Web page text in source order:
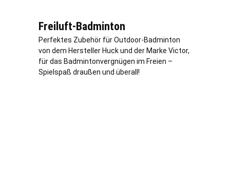
Freiluft-Badminton
Perfektes Zubehör für Outdoor-Badminton
von dem Hersteller Huck und der Marke Victor,
für das Badmintonvergnügen im Freien –
Spielspaß draußen und überall!